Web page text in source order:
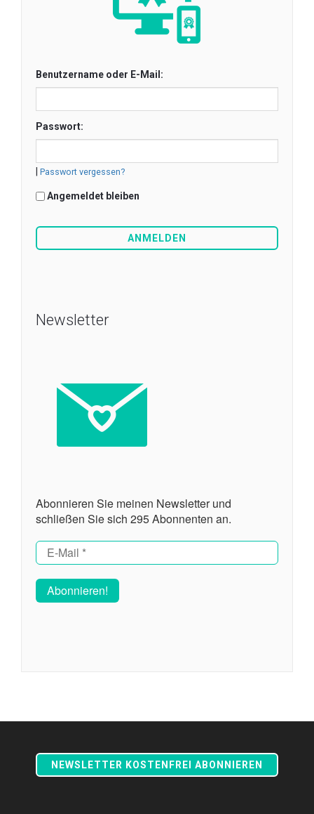
Benutzername oder E-Mail:
Passwort:
| Passwort vergessen?
Angemeldet bleiben
Newsletter
Abonnieren Sie meinen Newsletter und
schließen Sie sich 295 Abonnenten an.
NEWSLETTER KOSTENFREI ABONNIEREN